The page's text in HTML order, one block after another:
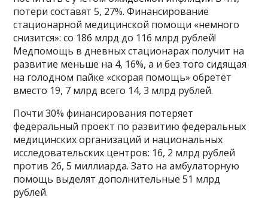
потери составят 5, 27%. Финансирование
стационарной медицинской помощи «немного
снизится»: со 186 млрд до 116 млрд рублей!
Медпомощь в дневных стационарах получит на
развитие меньше на 4, 16%, а и без того сидящая
на голодном пайке «скорая помощь» обретёт
вместо 19, 7 млрд всего 14, 3 млрд рублей.
Почти 30% финансирования потеряет
федеральный проект по развитию федеральных
медицинских организаций и национальных
исследовательских центров: 16, 2 млрд рублей
против 26, 5 миллиарда. Зато на амбулаторную
помощь выделят дополнительные 51 млрд
рублей.